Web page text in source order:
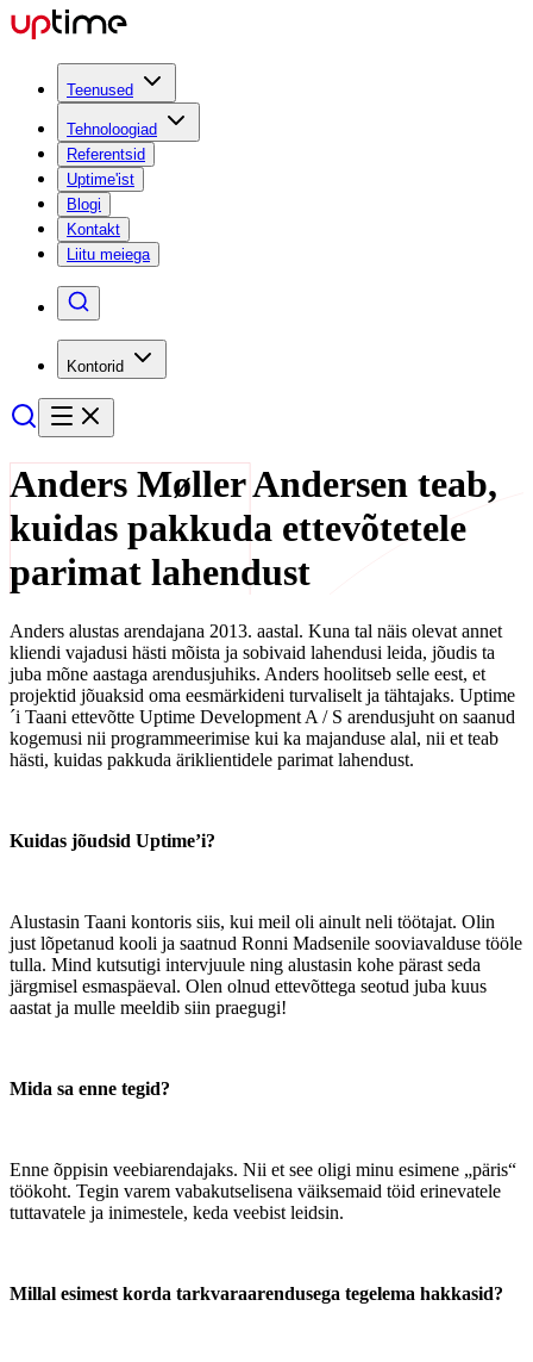
Teenused
Tehnoloogiad
Referentsid
Uptime'ist
Blogi
Kontakt
Liitu meiega
Kontorid
Anders Møller Andersen teab,
kuidas pakkuda ettevõtetele
parimat lahendust
Anders alustas arendajana 2013. aastal. Kuna tal näis olevat annet
kliendi vajadusi hästi mõista ja sobivaid lahendusi leida, jõudis ta
juba mõne aastaga arendusjuhiks. Anders hoolitseb selle eest, et
projektid jõuaksid oma eesmärkideni turvaliselt ja tähtajaks. Uptime
´i Taani ettevõtte Uptime Development A / S arendusjuht on saanud
kogemusi nii programmeerimise kui ka majanduse alal, nii et teab
hästi, kuidas pakkuda äriklientidele parimat lahendust.
Kuidas jõudsid Uptime’i?
Alustasin Taani kontoris siis, kui meil oli ainult neli töötajat. Olin
just lõpetanud kooli ja saatnud Ronni Madsenile sooviavalduse tööle
tulla. Mind kutsutigi intervjuule ning alustasin kohe pärast seda
järgmisel esmaspäeval. Olen olnud ettevõttega seotud juba kuus
aastat ja mulle meeldib siin praegugi!
Mida sa enne tegid?
Enne õppisin veebiarendajaks. Nii et see oligi minu esimene „päris“
töökoht. Tegin varem vabakutselisena väiksemaid töid erinevatele
tuttavatele ja inimestele, keda veebist leidsin.
Millal esimest korda tarkvaraarendusega tegelema hakkasid?